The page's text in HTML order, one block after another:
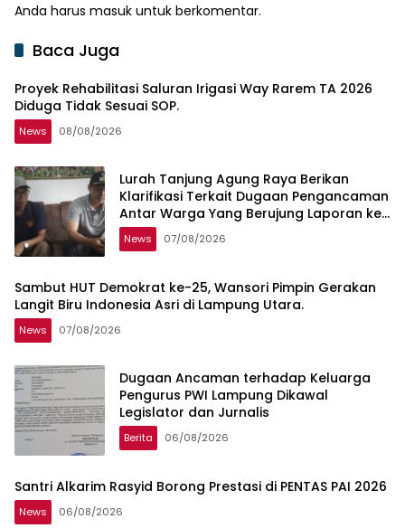
Anda harus masuk untuk berkomentar.
Baca Juga
Proyek Rehabilitasi Saluran Irigasi Way Rarem TA 2026
Diduga Tidak Sesuai SOP.
News 08/08/2026
Lurah Tanjung Agung Raya Berikan
Klarifikasi Terkait Dugaan Pengancaman
Antar Warga Yang Berujung Laporan ke
Polisi
News 07/08/2026
Sambut HUT Demokrat ke-25, Wansori Pimpin Gerakan
Langit Biru Indonesia Asri di Lampung Utara.
News 07/08/2026
Dugaan Ancaman terhadap Keluarga
Pengurus PWI Lampung Dikawal
Legislator dan Jurnalis
Berita 06/08/2026
Santri Alkarim Rasyid Borong Prestasi di PENTAS PAI 2026
News 06/08/2026